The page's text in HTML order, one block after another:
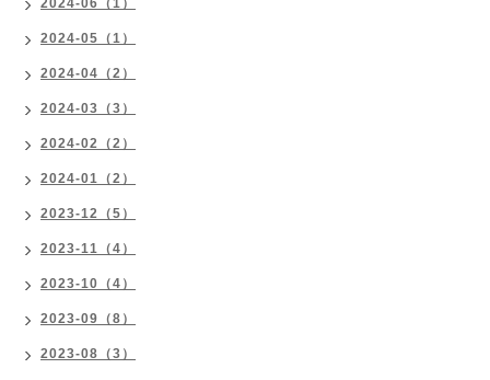
2024-06（1）
2024-05（1）
2024-04（2）
2024-03（3）
2024-02（2）
2024-01（2）
2023-12（5）
2023-11（4）
2023-10（4）
2023-09（8）
2023-08（3）